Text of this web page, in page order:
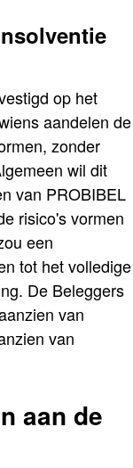
op het
aandelen de
zonder
wil dit
van PROBIBEL
risico's vormen
een
tot het volledige
De Beleggers
van
van
aan de